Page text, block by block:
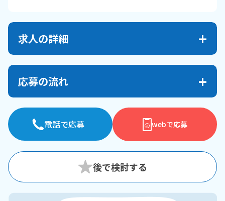
求人の詳細
応募の流れ
電話で応募 webで応募